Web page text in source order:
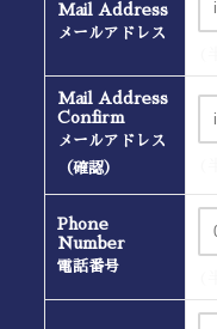
Mail Address
メールアドレス
Mail Address
Confirm
メールアドレス
（確認）
Phone
Number
電話番号